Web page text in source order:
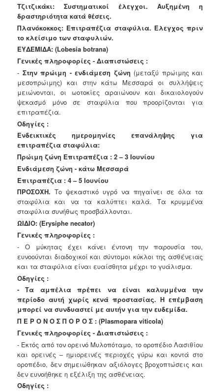
ΤΟΠΟΣ
ΠΟΛΙΤΙΣΜΟΣ
ΑΝΘΕΚΤΙΚΗ
ΠΟΛΗ
Τζιτζικάκι: Συστηματικοί έλεγχοι. Αυξημένη η
δραστηριότητα κατά θέσεις.
Πλανόκοκκος: Επιτραπέζια σταφύλια. Έλεγχος πριν
το κλείσιμο των σταφυλιών.
ΕΥΔΕΜΙΔΑ: (Lobesia botrana)
Γενικές πληροφορίες - Διαπιστώσεις :
- Στην πρώιμη - ενδιάμεση ζώνη (μεταξύ πρώιμης και
μεσοπρώιμης) και στην κάτω Μεσσαρά οι συλλήψεις
μειώνονται, οι ωοτοκίες αραιώνουν και δικαιολογούν
ψεκασμό μόνο σε σταφύλια που προορίζονται για
επιτραπέζια.
Οδηγίες :
Ενδεικτικές ημερομηνίες επανάληψης για
επιτραπέζια σταφύλια:
Πρώιμη ζώνη Επιτραπέζια : 2 – 3 Ιουνίου
Ενδιάμεση ζώνη - κάτω Μεσσαρά
Επιτραπέζια : 4 – 5 Ιουνίου
ΠΡΟΣΟΧΗ. Το ψεκαστικό υγρό να πηγαίνει σε όλα τα
σταφύλια και να τα
καλύπτει καλά. Τα κρυμμένα
σταφύλια συνήθως προσβάλλονται.
ΩΙΔΙΟ: (Erysiphe necator)
Γενικές πληροφορίες :
- Ο μύκητας έχει κάνει έντονη την παρουσία του,
ευνοούνται διαδοχικοί και σύντομοι κύκλοι της ασθένειας
και τα σταφύλια είναι ευαίσθητα μέχρι το γυάλισμα.
Οδηγίες :
- Τα αμπέλια πρέπει να είναι καλυμμένα την
περίοδο αυτή χωρίς κενά προστασίας. Η επέμβαση
μπορεί να συνδυαστεί με αυτήν για την ευδεμίδα.
Π Ε Ρ Ο Ν Ο Σ Π Ο Ρ Ο Σ : (Plasmopara viticola)
Γενικές πληροφορίες - Διαπιστώσεις :
- Εκτός από τον ορεινό Μυλοπόταμο, το οροπέδιο Λασιθίου
και ορεινές – ημιορεινές περιοχές γύρω και κοντά στο
οροπέδιο, δεν σημειώθηκαν αξιόλογες βροχοπτώσεις και
δεν ευνοήθηκε η εξέλιξη της ασθένειας.
Οδηγίες :